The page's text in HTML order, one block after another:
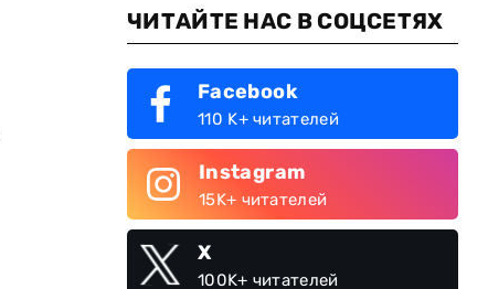
ЧИТАЙТЕ НАС В СОЦСЕТЯХ
Facebook
110 K+ читателей
Instagram
15K+ читателей
X
100K+ читателей